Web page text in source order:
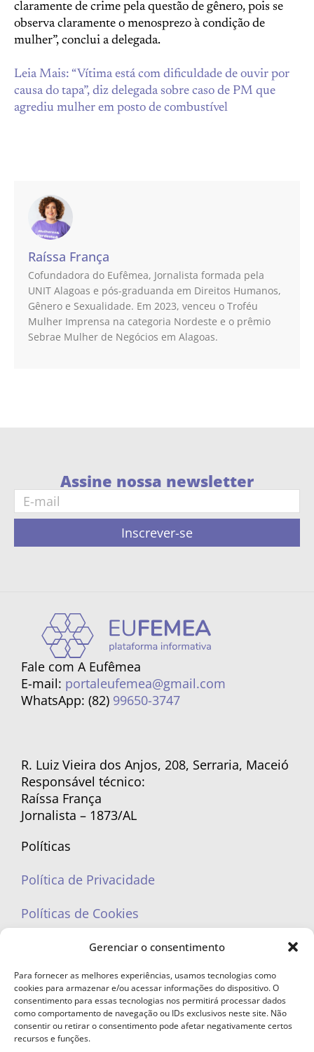
Gerenciar o consentimento
Para fornecer as melhores experiências, usamos tecnologias como
cookies para armazenar e/ou acessar informações do dispositivo. O
consentimento para essas tecnologias nos permitirá processar dados
como comportamento de navegação ou IDs exclusivos neste site. Não
consentir ou retirar o consentimento pode afetar negativamente certos
recursos e funções.
claramente de crime pela questão de gênero, pois se
observa claramente o menosprezo à condição de
mulher”, conclui a delegada.
Leia Mais: “Vítima está com dificuldade de ouvir por
causa do tapa”, diz delegada sobre caso de PM que
agrediu mulher em posto de combustível
Raíssa França
Cofundadora do Eufêmea, Jornalista formada pela
UNIT Alagoas e pós-graduanda em Direitos Humanos,
Gênero e Sexualidade. Em 2023, venceu o Troféu
Mulher Imprensa na categoria Nordeste e o prêmio
Sebrae Mulher de Negócios em Alagoas.
Assine nossa newsletter
Inscrever-se
Fale com A Eufêmea
E-mail: portaleufemea@gmail.com
WhatsApp: (82) 99650-3747
R. Luiz Vieira dos Anjos, 208, Serraria, Maceió
Responsável técnico:
Raíssa França
Jornalista – 1873/AL
Políticas
Política de Privacidade
Políticas de Cookies
portaleufemea@gmail.com